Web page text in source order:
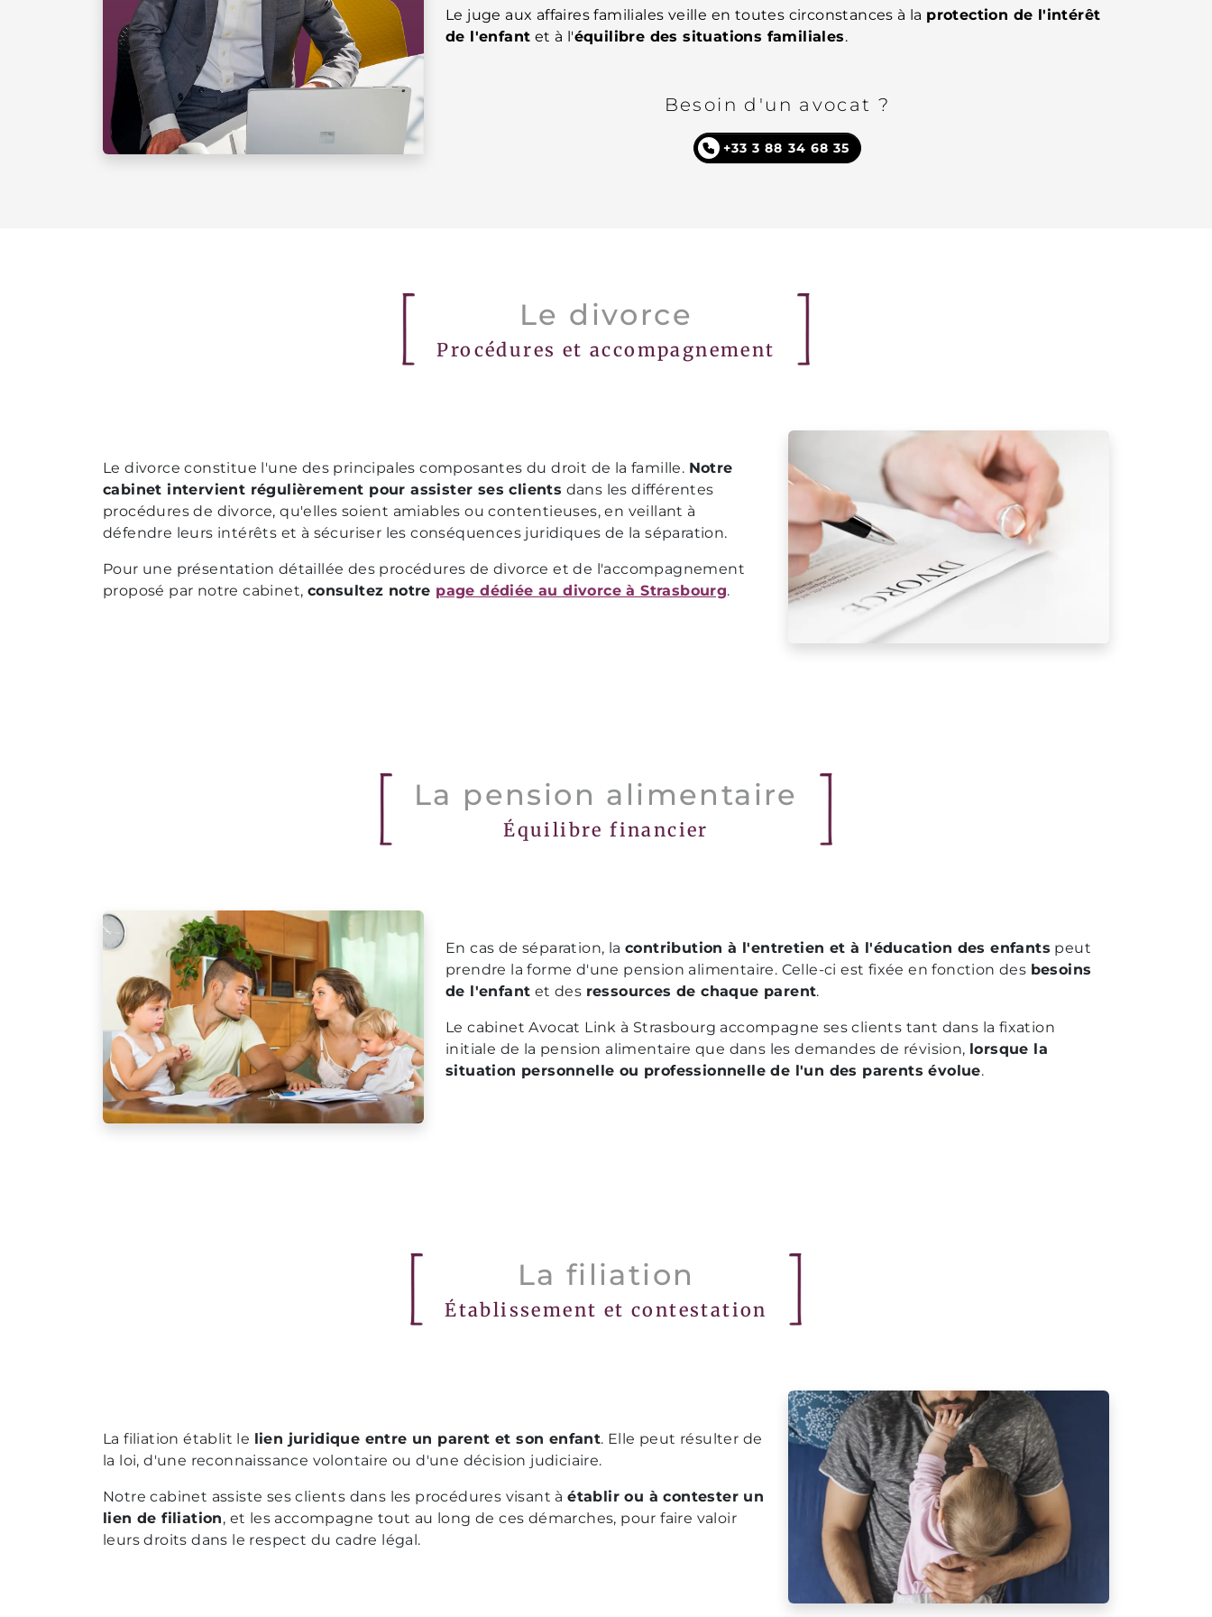
Le juge aux affaires familiales veille en toutes circonstances à la protection de l'intérêt
de l'enfant et à l'équilibre des situations familiales.
Besoin d'un avocat ?
+33 3 88 34 68 35
Le divorce
Procédures et accompagnement
Le divorce constitue l'une des principales composantes du droit de la famille. Notre
cabinet intervient régulièrement pour assister ses clients dans les différentes
procédures de divorce, qu'elles soient amiables ou contentieuses, en veillant à
défendre leurs intérêts et à sécuriser les conséquences juridiques de la séparation.
Pour une présentation détaillée des procédures de divorce et de l'accompagnement
proposé par notre cabinet, consultez notre page dédiée au divorce à Strasbourg.
La pension alimentaire
Équilibre financier
En cas de séparation, la contribution à l'entretien et à l'éducation des enfants peut
prendre la forme d'une pension alimentaire. Celle-ci est fixée en fonction des besoins
de l'enfant et des ressources de chaque parent.
Le cabinet Avocat Link à Strasbourg accompagne ses clients tant dans la fixation
initiale de la pension alimentaire que dans les demandes de révision, lorsque la
situation personnelle ou professionnelle de l'un des parents évolue.
La filiation
Établissement et contestation
La filiation établit le lien juridique entre un parent et son enfant. Elle peut résulter de
la loi, d'une reconnaissance volontaire ou d'une décision judiciaire.
Notre cabinet assiste ses clients dans les procédures visant àétablir ou à contester un
lien de filiation, et les accompagne tout au long de ces démarches, pour faire valoir
leurs droits dans le respect du cadre légal.